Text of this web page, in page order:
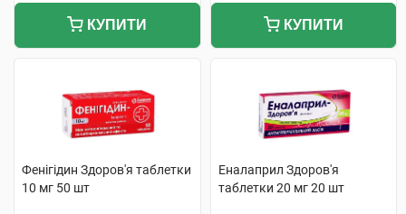
КУПИТИ КУПИТИ
Фенігідин Здоров'я таблетки
10 мг 50 шт
Еналаприл Здоров'я
таблетки 20 мг 20 шт